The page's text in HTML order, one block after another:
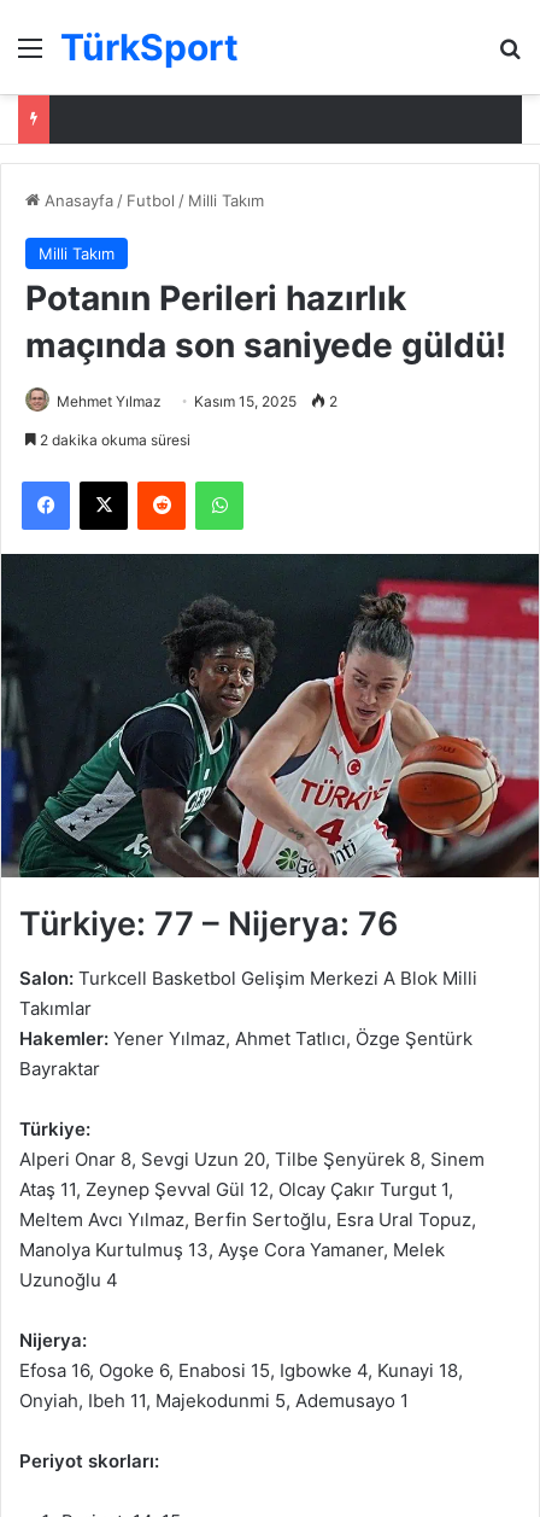
Menü
TürkSport
Anasayfa / Futbol / Milli Takım
Milli Takım
Potanın Perileri hazırlık
maçında son saniyede güldü!
Mehmet Yılmaz Kasım 15, 2025 2
2 dakika okuma süresi
Facebook
X Reddit WhatsApp
Türkiye: 77 – Nijerya: 76
Salon: Turkcell Basketbol Gelişim Merkezi A Blok Milli
Takımlar
Hakemler: Yener Yılmaz, Ahmet Tatlıcı, Özge Şentürk
Bayraktar
Türkiye:
Alperi Onar 8, Sevgi Uzun 20, Tilbe Şenyürek 8, Sinem
Ataş 11, Zeynep Şevval Gül 12, Olcay Çakır Turgut 1,
Meltem Avcı Yılmaz, Berfin Sertoğlu, Esra Ural Topuz,
Manolya Kurtulmuş 13, Ayşe Cora Yamaner, Melek
Uzunoğlu 4
Nijerya:
Efosa 16, Ogoke 6, Enabosi 15, Igbowke 4, Kunayi 18,
Onyiah, Ibeh 11, Majekodunmi 5, Ademusayo 1
Periyot skorları: